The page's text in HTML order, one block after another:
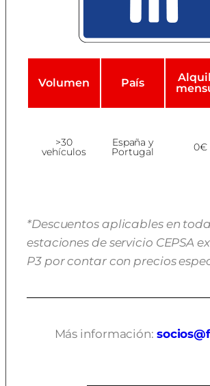
Volumen País
>30
vehículos
España y
Portugal 0€
*Descuentos aplicables en
estaciones de servicio CEPSA
P3 por contar con precios
Más información: